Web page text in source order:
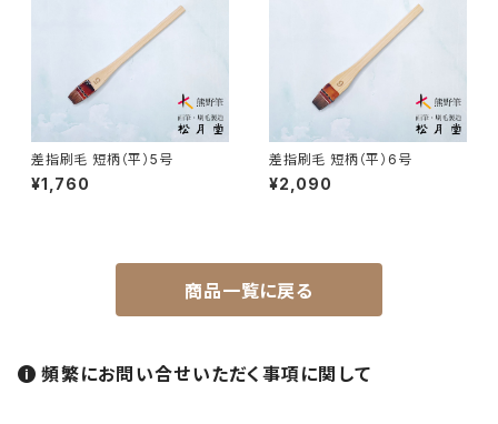
円山筆 / Maruyama Fude
オロンピー筆 / Oronpy Fude
平筆 / Hirafude (flat brush)
連筆/Renpitsu
差指刷毛 短柄（平）5号
¥1,760
差指刷毛 短柄（平）6号
¥2,090
商品一覧に戻る
頻繁にお問い合せいただく事項に関して